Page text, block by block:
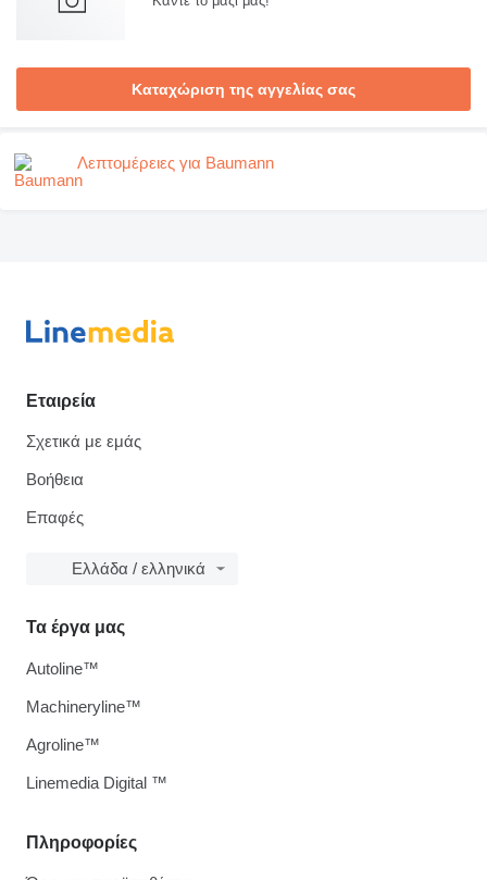
Καταχώριση της αγγελίας σας
Λεπτομέρειες για Baumann
Εταιρεία
Σχετικά με εμάς
Βοήθεια
Επαφές
Ελλάδα / ελληνικά
Πληροφορίες
Τα έργα μας
Autoline™
Machineryline™
Agroline™
Linemedia Digital ™